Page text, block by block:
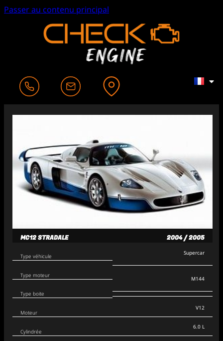
Passer au contenu principal
MC12 STRADALE 2004 / 2005
Type véhicule
Type moteur
Type boite
Supercar
M144
Moteur
Cylindrée
V12
6.0 L